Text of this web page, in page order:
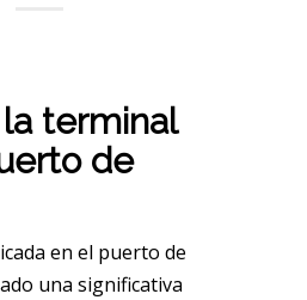
terminal
de
en el puerto de
una significativa